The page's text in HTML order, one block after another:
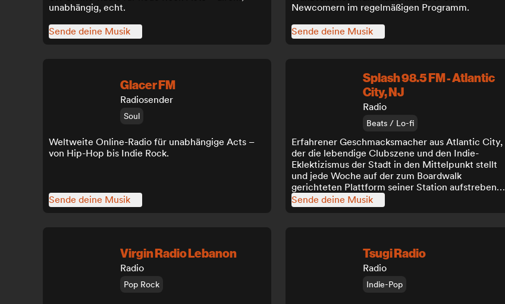
unabhängig, echt.
Sende deine Musik
Newcomern im regelmäßigen Programm.
Sende deine Musik
Glacer FM
Radiosender
Soul
Weltweite Online-Radio für unabhängige Acts –
von Hip-Hop bis Indie Rock.
Sende deine Musik
Splash 98.5 FM - Atlantic
City, NJ
Radio
Beats / Lo-fi
Erfahrener Geschmacksmacher aus Atlantic City,
der die lebendige Clubszene und den Indie-
Eklektizismus der Stadt in den Mittelpunkt stellt
und jede Woche auf der zum Boardwalk
gerichteten Plattform seiner Station aufstrebende
Talente präsentiert.
Sende deine Musik
Virgin Radio Lebanon
Radio
Pop Rock
Tsugi Radio
Radio
Indie-Pop